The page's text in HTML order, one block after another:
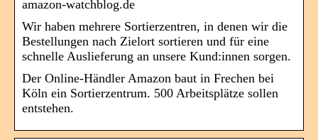
amazon-watchblog.de
Wir haben mehrere Sortierzentren, in denen wir die
Bestellungen nach Zielort sortieren und für eine
schnelle Auslieferung an unsere Kund:innen sorgen.
Der Online-Händler Amazon baut in Frechen bei
Köln ein Sortierzentrum. 500 Arbeitsplätze sollen
entstehen.